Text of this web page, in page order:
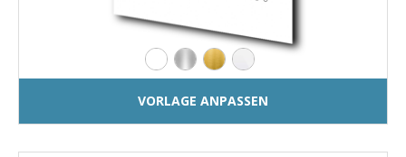
VORLAGE ANPASSEN